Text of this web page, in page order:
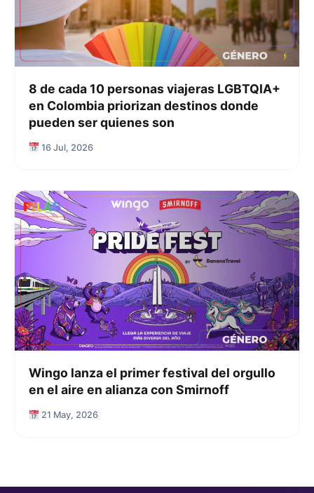
8 de cada 10 personas viajeras LGBTQIA+
en Colombia priorizan destinos donde
pueden ser quienes son
16 Jul, 2026
Wingo lanza el primer festival del orgullo
en el aire en alianza con Smirnoff
21 May, 2026